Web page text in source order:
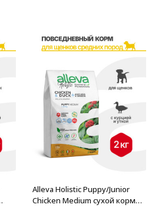
Alleva Holistic Puppy/Junior
Chicken Medium сухой корм